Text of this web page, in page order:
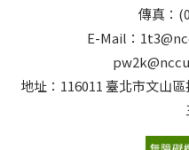
傳真：
E-Mail：
地址：116011 臺北市文山